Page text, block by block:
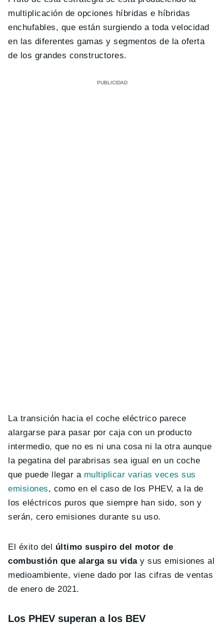
multiplicación de opciones híbridas e híbridas
enchufables, que están surgiendo a toda velocidad
en las diferentes gamas y segmentos de la oferta
de los grandes constructores.
La transición hacia el coche eléctrico parece
alargarse para pasar por caja con un producto
intermedio, que no es ni una cosa ni la otra aunque
la pegatina del parabrisas sea igual en un coche
que puede llegar a multiplicar varias veces sus
emisiones, como en el caso de los PHEV, a la de
los eléctricos puros que siempre han sido, son y
serán, cero emisiones durante su uso.
El éxito del último suspiro del motor de
combustión que alarga su viday sus emisiones al
medioambiente, viene dado por las cifras de ventas
de enero de 2021.
Los PHEV superan a los BEV